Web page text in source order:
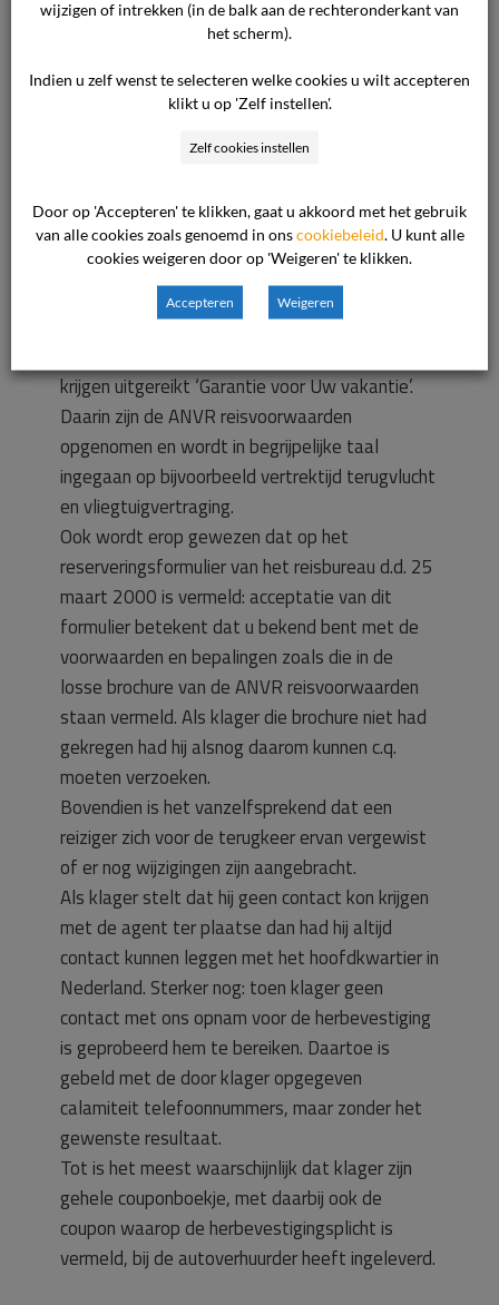
Ter zitting heeft de reisorganisator verder nog
Allereerst wordt een beroep gedaan op art. 15
lid 1 ANVR reisvoorwaarden, waarin is bepaald
aangegeven tijdstip van vertrek dit moet
checken. Klager heeft dat onweersproken niet
gedaan.
Verder valt erop te wijzen dat alle reizigers ter
gelegenheid van hun boeking of bij de
krijgen uitgereikt ‘Garantie voor Uw vakantie’.
Daarin zijn de ANVR reisvoorwaarden
opgenomen en wordt in begrijpelijke taal
ingegaan op bijvoorbeeld vertrektijd terugvlucht
en vliegtuigvertraging.
Ook wordt erop gewezen dat op het
reserveringsformulier van het reisbureau d.d. 25
maart 2000 is vermeld: acceptatie van dit
formulier betekent dat u bekend bent met de
voorwaarden en bepalingen zoals die in de
losse brochure van de ANVR reisvoorwaarden
staan vermeld. Als klager die brochure niet had
gekregen had hij alsnog daarom kunnen c.q.
moeten verzoeken.
Bovendien is het vanzelfsprekend dat een
reiziger zich voor de terugkeer ervan vergewist
of er nog wijzigingen zijn aangebracht.
Als klager stelt dat hij geen contact kon krijgen
met de agent ter plaatse dan had hij altijd
contact kunnen leggen met het hoofdkwartier in
Nederland. Sterker nog: toen klager geen
contact met ons opnam voor de herbevestiging
is geprobeerd hem te bereiken. Daartoe is
gebeld met de door klager opgegeven
calamiteit telefoonnummers, maar zonder het
gewenste resultaat.
Tot is het meest waarschijnlijk dat klager zijn
gehele couponboekje, met daarbij ook de
coupon waarop de herbevestigingsplicht is
vermeld, bij de autoverhuurder heeft ingeleverd.
wijzigen of intrekken (in de balk aan de rechteronderkant van
het scherm).
Indien u zelf wenst te selecteren welke cookies u wilt accepteren
klikt u op 'Zelf instellen'.
Zelf cookies instellen
Door op 'Accepteren' te klikken, gaat u akkoord met het gebruik
van alle cookies zoals genoemd in onscookiebeleid. U kunt alle
cookies weigeren door op 'Weigeren' te klikken.
Accepteren Weigeren